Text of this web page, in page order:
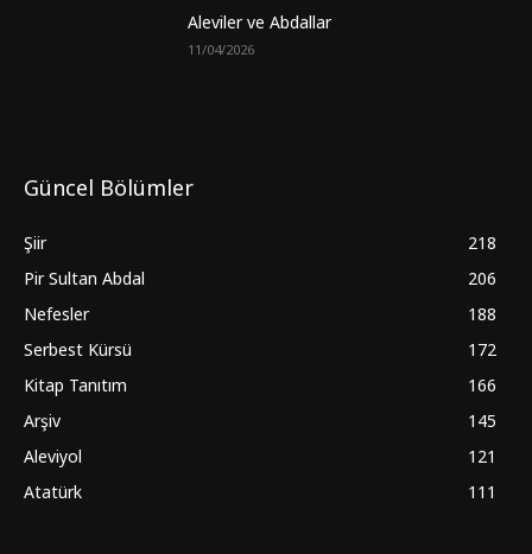
Aleviler ve Abdallar
11/04/2026
Güncel Bölümler
Şiir
218
Pir Sultan Abdal
206
Nefesler
188
Serbest Kürsü
172
Kitap Tanıtım
166
Arşiv
145
Aleviyol
121
Atatürk
111